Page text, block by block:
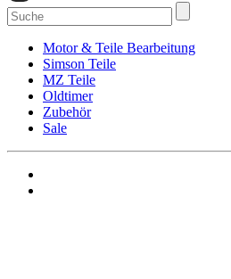
Suchen
nach:
Motor & Teile Bearbeitung
Simson Teile
MZ Teile
Oldtimer
Zubehör
Sale